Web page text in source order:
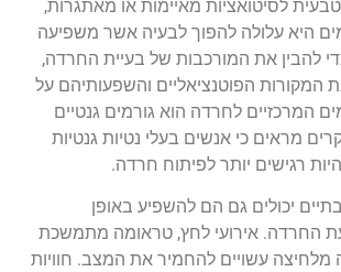
לסיטואציות מאיימות או מאתגרות,
היא עלולה להפוך לבעיה אשר משפיעה
להבין את המורכבות של בעיית החרדה,
המקורות הפוטנציאליים והשפעותיהם על
המרכזיים לחרדה הוא גורמים גנטיים
מראים כי אנשים בעלי נטיות גנטיות
רגישים יותר לפיתוח חרדה.
יכולים גם הם להשפיע באופן
החרדה. אירועי לחץ, טראומה מתמשכת
עשויים להחמיר את המצב. חוויות